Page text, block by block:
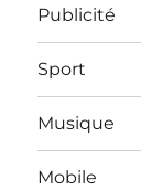
Publicité
Sport
Musique
Mobile